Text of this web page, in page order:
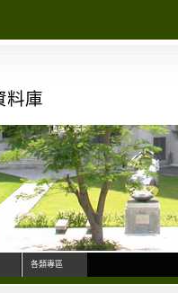
料庫
各類專區